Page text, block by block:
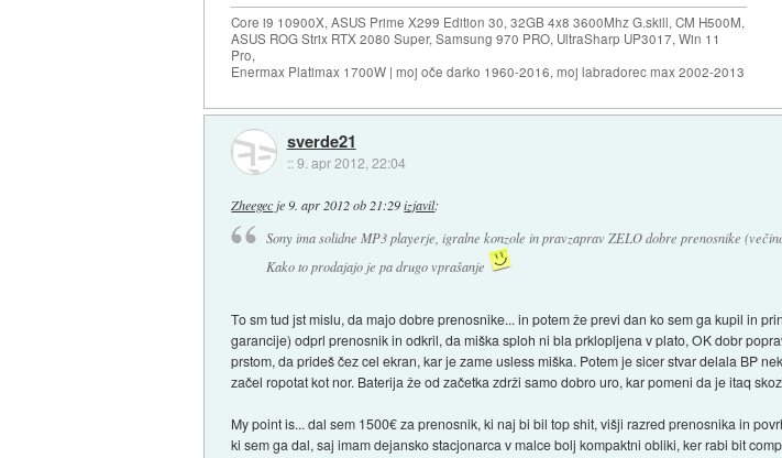
Core i9 10900X, ASUS Prime X299 Edition 30, 32GB 4x8 3600Mhz G.skill, CM H500M,
ASUS ROG Strix RTX 2080 Super, Samsung 970 PRO, UltraSharp UP3017, Win 11
Pro,
Enermax Platimax 1700W | moj oče darko 1960-2016, moj labradorec max 2002-2013
sverde21
::9. apr 2012, 22:04
Zheegec je 9. apr 2012 ob 21:29 izjavil:
Sony ima solidne MP3 playerje, igralne konzole in pravzaprav ZELO dobre prenosnike
Kako to prodajajo je pa drugo vprašanje
To sm tud jst mislu, da majo dobre prenosnike... in potem že previ dan ko sem ga kupil in
garancije) odprl prenosnik in odkril, da miška sploh ni bla prklopljena v plato, OK dobr
prstom, da prideš čez cel ekran, kar je zame usless miška. Potem je sicer stvar delala BP
začel ropotat kot nor. Baterija že od začetka zdrži samo dobro uro, kar pomeni da je itaq
My point is... dal sem 1500€ za prenosnik, ki naj bi bil top shit, višji razred prenosnika in
ki sem ga dal, saj imam dejansko stacjonarca v malce bolj kompaktni obliki, ker rabi bit